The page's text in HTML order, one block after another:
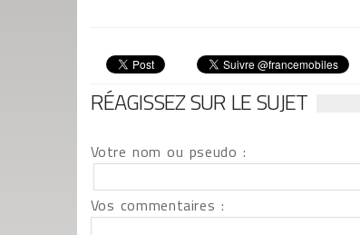
RÉAGISSEZ SUR LE SUJET
Votre nom ou pseudo :
Vos commentaires :